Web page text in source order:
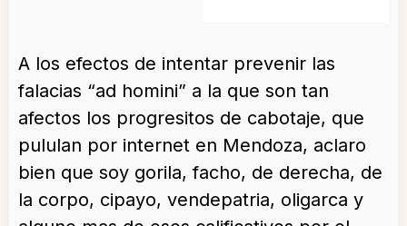
A los efectos de intentar prevenir las
falacias “ad homini” a la que son tan
afectos los progresitos de cabotaje, que
pululan por internet en Mendoza, aclaro
bien que soy gorila, facho, de derecha, de
la corpo, cipayo, vendepatria, oligarca y